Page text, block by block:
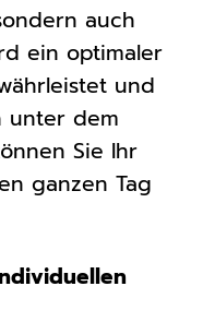
auch
ein optimaler
und
unter dem
Sie Ihr
ganzen Tag